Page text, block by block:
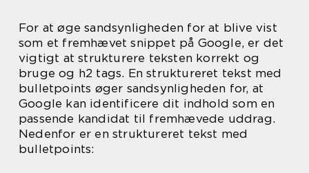
For at øge sandsynligheden for at blive vist
som et fremhævet snippet på Google, er det
vigtigt at strukturere teksten korrekt og
bruge og h2 tags. En struktureret tekst med
bulletpoints øger sandsynligheden for, at
Google kan identificere dit indhold som en
passende kandidat til fremhævede uddrag.
Nedenfor er en struktureret tekst med
bulletpoints: